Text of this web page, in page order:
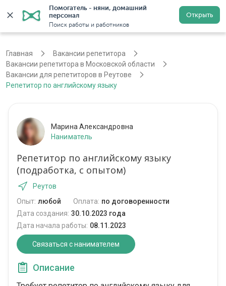
Помогатель - няни, домашний
персонал
Поиск работы и работников
Открыть
Регистрация
Главная
Вакансии репетитора
Вакансии репетитора в Московской области
Вакансии для репетиторов в Реутове
Репетитор по английскому языку
Марина Александровна
Наниматель
Репетитор по английскому языку
(подработка, с опытом)
Реутов
Опыт: любой Оплата: по договоренности
Дата создания: 30.10.2023 года
Дата начала работы: 08.11.2023
Связаться с нанимателем
Описание